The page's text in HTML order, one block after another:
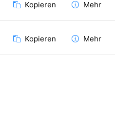
Kopieren Mehr
Kopieren Mehr